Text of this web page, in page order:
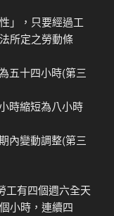
」，只要經過工
所定之勞動條
五十四小時(第三
時縮短為八小時
內變動調整(第三
工有四個週六全天
小時，連續四